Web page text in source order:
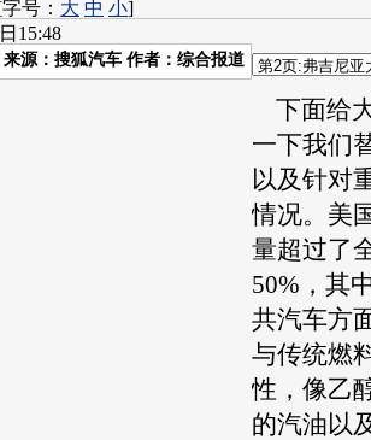
号： 大 中 小]
15:48
来源： 搜狐汽车 作者：综合报道
下面给
一下我们
以及针对
情况。美
量超过了
50%，其
共汽车方
与传统燃
性，像乙
的汽油以